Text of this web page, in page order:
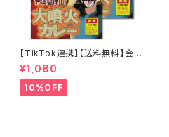
【TikTok連携】【送料無料】会津
磐梯山大噴火カレー 200ｇ×2
個セット 激辛カレー
¥1,080
10%OFF